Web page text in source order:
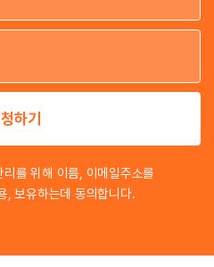
이
이
하기
를 위해 이름, 이메일주소를
, 보유하는데 동의합니다.